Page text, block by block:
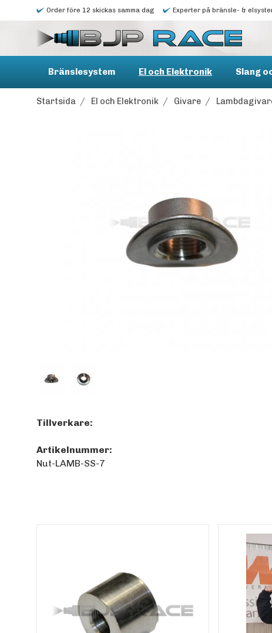
Order före 12 skickas samma dag Experter på bränsle- &
Bränslesystem El och Elektronik Slang
Startsida / El och Elektronik / Givare /
Tillverkare:
Artikelnummer:
Nut-LAMB-SS-7